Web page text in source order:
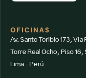
OFICINAS
Av. Santo Toribio 173, Vía
Torre Real Ocho, Piso 16,
Lima – Perú